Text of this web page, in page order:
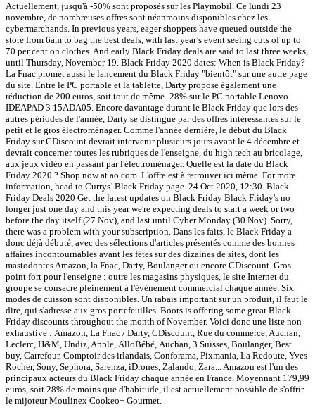
Actuellement, jusqu'à -50% sont proposés sur les Playmobil. Ce lundi 23
novembre, de nombreuses offres sont néanmoins disponibles chez les
cybermarchands. In previous years, eager shoppers have queued outside the
store from 6am to bag the best deals, with last year’s event seeing cuts of up to
70 per cent on clothes. And early Black Friday deals are said to last three weeks,
until Thursday, November 19. Black Friday 2020 dates: When is Black Friday?
La Fnac promet aussi le lancement du Black Friday "bientôt" sur une autre page
du site. Entre le PC portable et la tablette, Darty propose également une
réduction de 200 euros, soit tout de même -28% sur le PC portable Lenovo
IDEAPAD 3 15ADA05. Encore davantage durant le Black Friday que lors des
autres périodes de l'année, Darty se distingue par des offres intéressantes sur le
petit et le gros électroménager. Comme l'année dernière, le début du Black
Friday sur CDiscount devrait intervenir plusieurs jours avant le 4 décembre et
devrait concerner toutes les rubriques de l'enseigne, du high tech au bricolage,
aux jeux vidéo en passant par l'électroménager. Quelle est la date du Black
Friday 2020 ? Shop now at ao.com. L'offre est à retrouver ici même. For more
information, head to Currys’ Black Friday page. 24 Oct 2020, 12:30. Black
Friday Deals 2020 Get the latest updates on Black Friday Black Friday's no
longer just one day and this year we're expecting deals to start a week or two
before the day itself (27 Nov), and last until Cyber Monday (30 Nov). Sorry,
there was a problem with your subscription. Dans les faits, le Black Friday a
donc déjà débuté, avec des sélections d'articles présentés comme des bonnes
affaires incontournables avant les fêtes sur des dizaines de sites, dont les
mastodontes Amazon, la Fnac, Darty, Boulanger ou encore CDiscount. Gros
point fort pour l'enseigne : outre les magasins physiques, le site Internet du
groupe se consacre pleinement à l'événement commercial chaque année. Six
modes de cuisson sont disponibles. Un rabais important sur un produit, il faut le
dire, qui s'adresse aux gros portefeuilles. Boots is offering some great Black
Friday discounts throughout the month of November. Voici donc une liste non
exhaustive : Amazon, La Fnac / Darty, CDiscount, Rue du commerce, Auchan,
Leclerc, H&M, Undiz, Apple, AlloBébé, Auchan, 3 Suisses, Boulanger, Best
buy, Carrefour, Comptoir des irlandais, Conforama, Pixmania, La Redoute, Yves
Rocher, Sony, Sephora, Sarenza, iDrones, Zalando, Zara... Amazon est l'un des
principaux acteurs du Black Friday chaque année en France. Moyennant 179,99
euros, soit 28% de moins que d'habitude, il est actuellement possible de s'offrir
le mijoteur Moulinex Cookeo+ Gourmet.